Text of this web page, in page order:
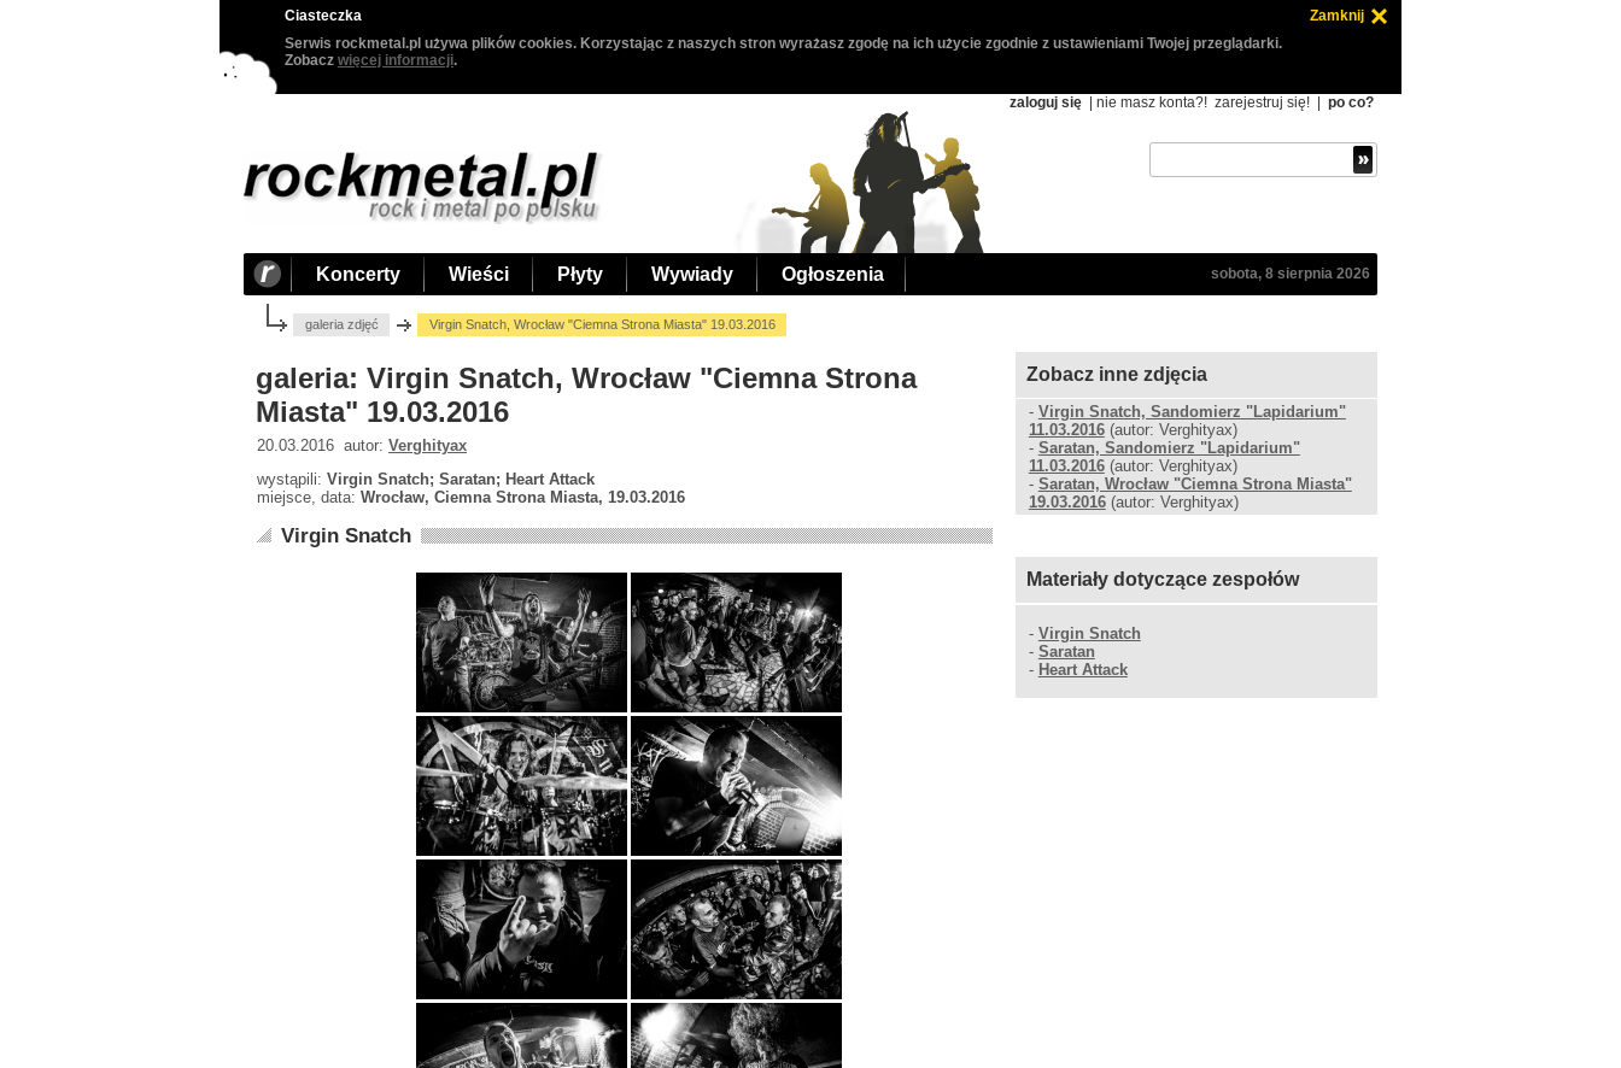
Ciasteczka
Zamknij
Serwis rockmetal.pl używa plików cookies. Korzystając z naszych stron wyrażasz zgodę na ich użycie zgodnie z ustawieniami Twojej przeglądarki.
Zobacz więcej informacji.
zaloguj się | nie masz konta?! zarejestruj się! po co?
Koncerty Wieści Płyty Wywiady Ogłoszenia sobota, 8 sierpnia 2026
galeria zdjęć Virgin Snatch, Wrocław "Ciemna Strona Miasta" 19.03.2016
galeria: Virgin Snatch, Wrocław "Ciemna Strona
Miasta" 19.03.2016
20.03.2016 autor: Verghityax
wystąpili: Virgin Snatch; Saratan; Heart Attack
miejsce, data: Wrocław, Ciemna Strona Miasta, 19.03.2016
Virgin Snatch
Zobacz inne zdjęcia
- Virgin Snatch, Sandomierz "Lapidarium"
11.03.2016(autor: Verghityax)
- Saratan, Sandomierz "Lapidarium"
11.03.2016(autor: Verghityax)
- Saratan, Wrocław "Ciemna Strona Miasta"
19.03.2016(autor: Verghityax)
Materiały dotyczące zespołów
- Virgin Snatch
- Saratan
- Heart Attack